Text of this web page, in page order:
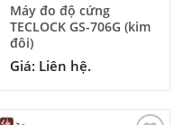
Máy đo độ cứng
TECLOCK GS-706G (kim
đôi)
Giá: Liên hệ.